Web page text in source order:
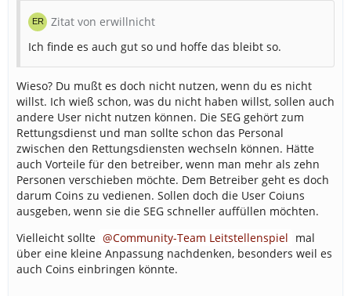
Zitat von erwillnicht
Ich finde es auch gut so und hoffe das bleibt so.
Wieso? Du mußt es doch nicht nutzen, wenn du es nicht
willst. Ich wieß schon, was du nicht haben willst, sollen auch
andere User nicht nutzen können. Die SEG gehört zum
Rettungsdienst und man sollte schon das Personal
zwischen den Rettungsdiensten wechseln können. Hätte
auch Vorteile für den betreiber, wenn man mehr als zehn
Personen verschieben möchte. Dem Betreiber geht es doch
darum Coins zu vedienen. Sollen doch die User Coiuns
ausgeben, wenn sie die SEG schneller auffüllen möchten.
Vielleicht sollte
Community-Team Leitstellenspiel mal
über eine kleine Anpassung nachdenken, besonders weil es
auch Coins einbringen könnte.